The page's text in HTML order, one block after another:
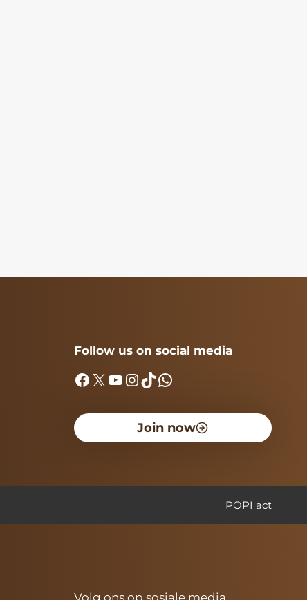
Follow us on social media
Facebook
X YouTube
Instagram
TikTok
WhatsApp
Join now
POPI act
Volg ons op sosiale media